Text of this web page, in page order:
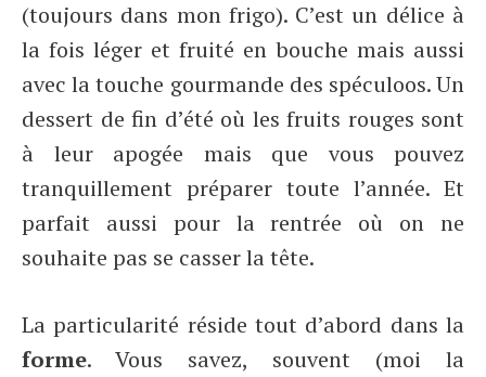
(toujours dans mon frigo). C’est un délice à
la fois léger et fruité en bouche mais aussi
avec la touche gourmande des spéculoos. Un
dessert de fin d’été où les fruits rouges sont
à leur apogée mais que vous pouvez
tranquillement préparer toute l’année. Et
parfait aussi pour la rentrée où on ne
souhaite pas se casser la tête.
La particularité réside tout d’abord dans la
forme. Vous savez, souvent (moi la